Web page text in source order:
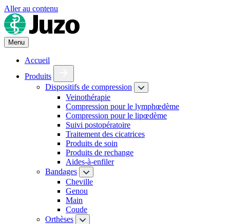
Aller au contenu
Menu
Accueil
Produits
Dispositifs de compression
Veinothérapie
Compression pour le lymphœdème
Compression pour le lipœdème
Suivi postopératoire
Traitement des cicatrices
Produits de soin
Produits de rechange
Aides-à-enfiler
Bandages
Cheville
Genou
Main
Coude
Orthèses